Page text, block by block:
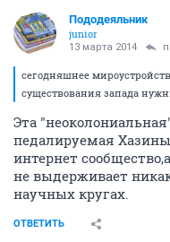
Пододеяльник
junior
13 марта 2014
сегодняшнее
существования запада
Эта
педалируемая
интернет
не выдерживает
научных кругах.
ОТВЕТИТЬ